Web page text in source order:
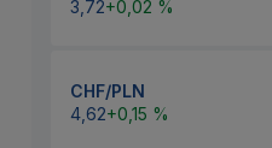
3,72+0,02 %
CHF/PLN
4,62+0,15 %